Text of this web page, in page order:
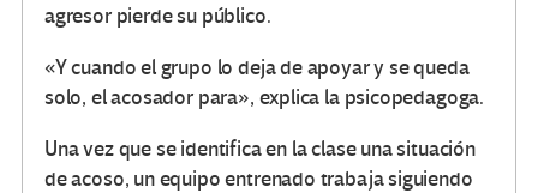
agresor pierde su público.
«Y cuando el grupo lo deja de apoyar y se queda
solo, el acosador para», explica la psicopedagoga.
Una vez que se identifica en la clase una situación
de acoso, un equipo entrenado trabaja siguiendo